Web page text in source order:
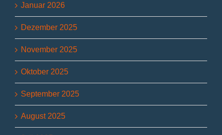
Januar 2026
Dezember 2025
November 2025
Oktober 2025
September 2025
August 2025